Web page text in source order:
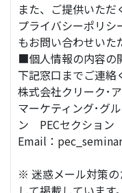
また、ご提供いただ
プライバシーポリ
もお問い合わせいた
■個人情報の内容の
下記窓口までご連絡
株式会社クリーク･
マーケティング･グ
ン PECセクション
Email：
※ 迷惑メール対策